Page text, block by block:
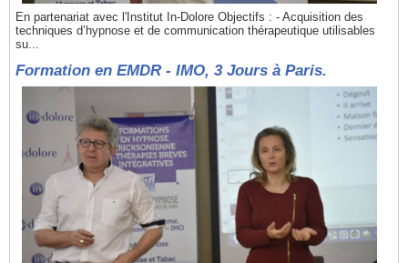
En partenariat avec l'Institut In-Dolore Objectifs : - Acquisition des
techniques d’hypnose et de communication thérapeutique utilisables
su...
Formation en EMDR - IMO, 3 Jours à Paris.